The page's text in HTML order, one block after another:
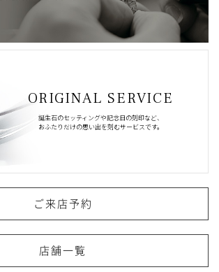
ORIGINAL SERVICE
誕生石のセッティングや記念日の刻印など、
おふたりだけの思い出を刻むサービスです。
ご来店予約
店舗一覧